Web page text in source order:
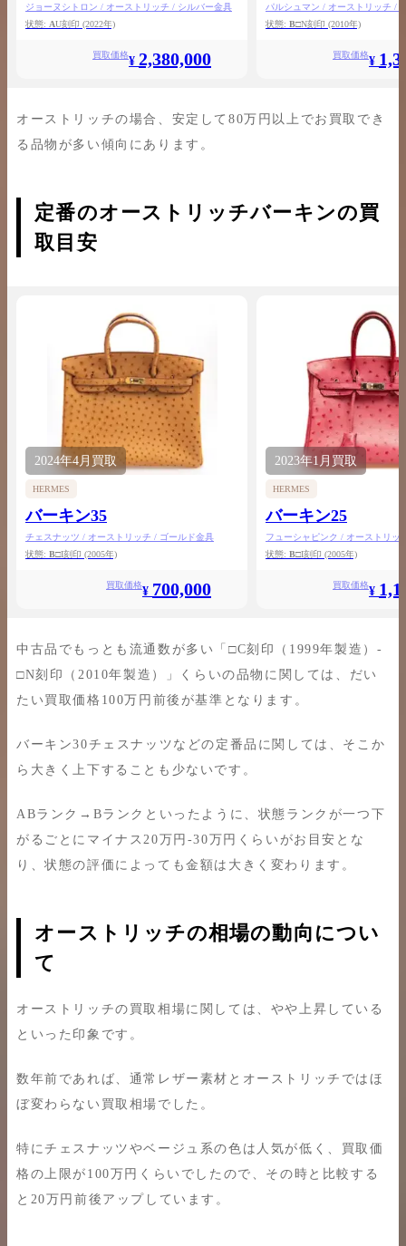
ジョーヌシトロン / オーストリッチ / シルバー金具
状態: AU刻印 (2022年)
買取価格¥ 2,380,000
パルシュマン / オーストリッチ /
状態: B□N刻印 (2010年)
買取価格¥
オーストリッチの場合、安定して80万円以上でお買取でき
る品物が多い傾向にあります。
定番のオーストリッチバーキンの買
取目安
2024年4月 買取
HERMES
バーキン35
チェスナッツ / オーストリッチ / ゴールド金具
状態: B□I刻印 (2005年)
買取価格¥ 700,000
2023年1月 買取
HERMES
バーキン25
フューシャピンク / オーストリッ
状態: B□I刻印 (2005年)
買取価格¥
中古品でもっとも流通数が多い「□C刻印（1999年製造）-
□N刻印（2010年製造）」くらいの品物に関しては、だい
たい買取価格100万円前後が基準となります。
バーキン30チェスナッツなどの定番品に関しては、そこか
ら大きく上下することも少ないです。
ABランク→Bランクといったように、状態ランクが一つ下
がるごとにマイナス20万円-30万円くらいがお目安とな
り、状態の評価によっても金額は大きく変わります。
オーストリッチの相場の動向につい
て
オーストリッチの買取相場に関しては、やや上昇している
といった印象です。
数年前であれば、通常レザー素材とオーストリッチではほ
ぼ変わらない買取相場でした。
特にチェスナッツやベージュ系の色は人気が低く、買取価
格の上限が100万円くらいでしたので、その時と比較する
と20万円前後アップしています。